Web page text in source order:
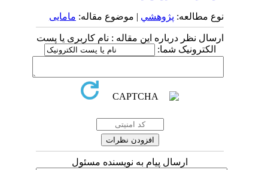
نوع مطالعه:پژوهشي| موضوع مقاله:مامایی
ارسال نظر درباره این مقاله : نام کاربری یا پست
الکترونیک شما:
ارسال پیام به نویسنده مسئول